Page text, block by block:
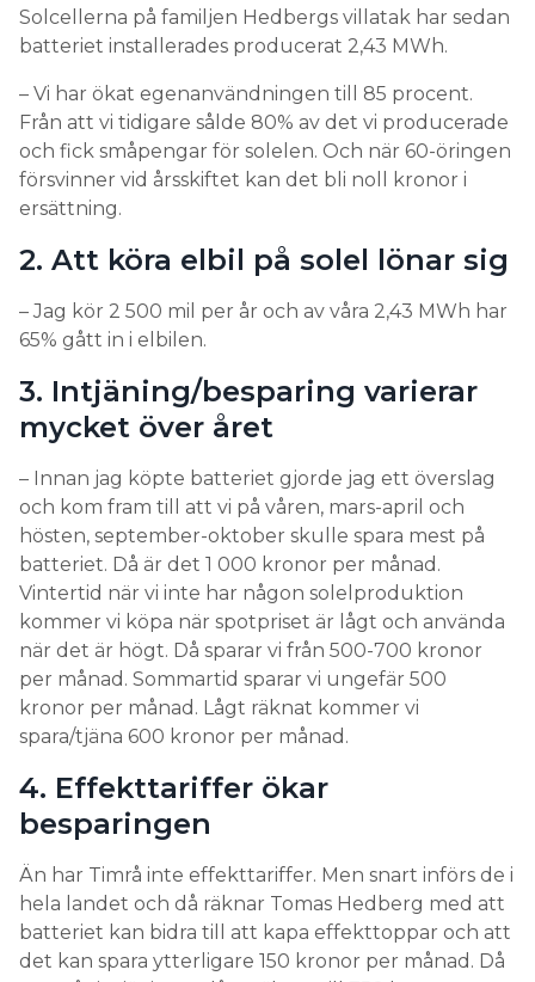
Det tycks råda en enighet om att det tar ytterligare
några år, kanske 3-5 innan V2G har blivit verklighet.
5. Vem ska tjäna pengar på
dubbelriktad laddning?
Att V2G innebär möjligheter att tjäna pengar på
bilbatteriet råder ingen tvekan om. Men vem ska
tjäna de pengarna? Flera biltillverkare vill vara med
och ha ett ord med i laget i den diskussionen. De ser
möjlighet till intäkter från energiförsäljning,
stödtjänster och annat som bilbatteriet kan
Den som köper en bil med V2G har därför
anledning att läsa allt det finstilta i köpekontraktet.
Branschexperter varnar för att där kan finnas
paragrafer som ger biltillverkaren del i intäkterna
från bilen. Det pratas till exempel om att införa
abonnemangsmodeller där kunder delar med sig
av intäkterna från energiöverföringar genom att
betala en månadsavgift till biltillverkaren.
Kanske öppnar det här för en prissänkning på
elbilarna – i utbyte mot att köparen låter säljaren få
del av bilens V2G-intäkter? Den som lever får se.
Solcellerna på familjen Hedbergs villatak har sedan
batteriet installerades producerat 2,43 MWh.
– Vi har ökat egenanvändningen till 85 procent.
Från att vi tidigare sålde 80% av det vi producerade
och fick småpengar för solelen. Och när 60-öringen
försvinner vid årsskiftet kan det bli noll kronor i
ersättning.
2. Att köra elbil på solel lönar sig
– Jag kör 2 500 mil per år och av våra 2,43 MWh har
65% gått in i elbilen.
3. Intjäning/besparing varierar
mycket över året
– Innan jag köpte batteriet gjorde jag ett överslag
och kom fram till att vi på våren, mars-april och
hösten, september-oktober skulle spara mest på
batteriet. Då är det 1 000 kronor per månad.
Vintertid när vi inte har någon solelproduktion
kommer vi köpa när spotpriset är lågt och använda
när det är högt. Då sparar vi från 500-700 kronor
per månad. Sommartid sparar vi ungefär 500
kronor per månad. Lågt räknat kommer vi
spara/tjäna 600 kronor per månad.
4. Effekttariffer ökar
besparingen
Än har Timrå inte effekttariffer. Men snart införs de i
hela landet och då räknar Tomas Hedberg med att
batteriet kan bidra till att kapa effekttoppar och att
det kan spara ytterligare 150 kronor per månad. Då